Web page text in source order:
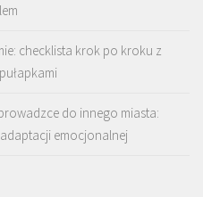
checklista krok po kroku z
do innego miasta:
emocjonalnej